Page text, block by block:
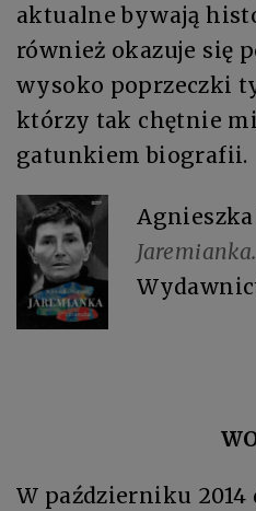
aktualne bywają
również okazuje się
wysoko poprzeczki
którzy tak chętnie
gatunkiem biografii.
Agnieszka
W październiku 2014